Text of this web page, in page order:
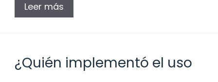
Leer más
¿Quién implementó el uso